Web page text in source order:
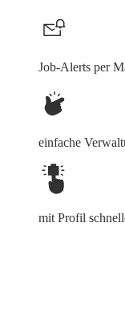
Job-Alerts per
einfache
mit Profil